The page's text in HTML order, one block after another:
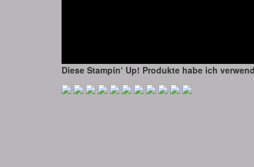
Diese Stampin‘ Up! Produkte habe ich